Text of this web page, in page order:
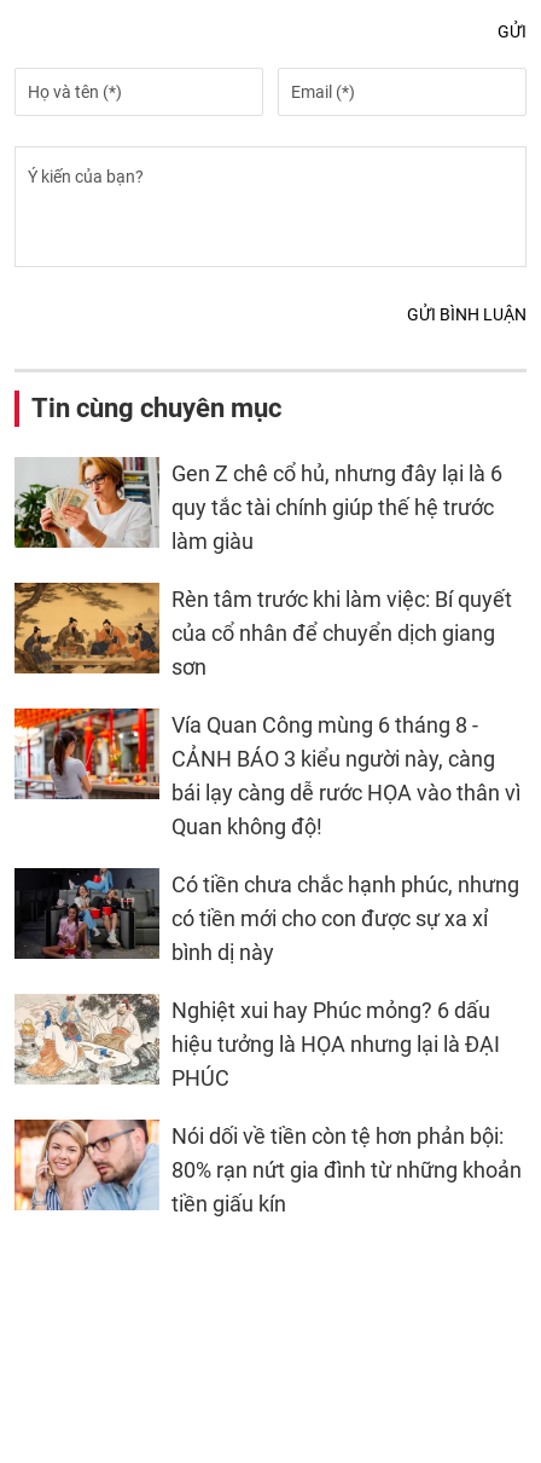
GỬI
GỬI BÌNH LUẬN
Tin cùng chuyên mục
Gen Z chê cổ hủ, nhưng đây lại là 6
quy tắc tài chính giúp thế hệ trước
làm giàu
Rèn tâm trước khi làm việc: Bí quyết
của cổ nhân để chuyển dịch giang
sơn
Vía Quan Công mùng 6 tháng 8 -
CẢNH BÁO 3 kiểu người này, càng
bái lạy càng dễ rước HỌA vào thân vì
Quan không độ!
Có tiền chưa chắc hạnh phúc, nhưng
có tiền mới cho con được sự xa xỉ
bình dị này
Nghiệt xui hay Phúc mỏng? 6 dấu
hiệu tưởng là HỌA nhưng lại là ĐẠI
PHÚC
Nói dối về tiền còn tệ hơn phản bội:
80% rạn nứt gia đình từ những khoản
tiền giấu kín